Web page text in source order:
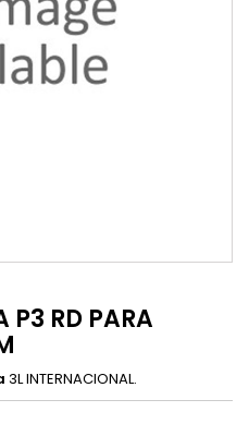
P3 RD PARA
3L INTERNACIONAL.